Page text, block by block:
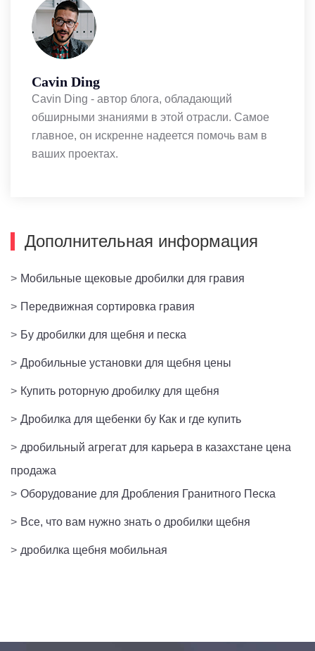
Cavin Ding
Cavin Ding - автор блога, обладающий
обширными знаниями в этой отрасли. Самое
главное, он искренне надеется помочь вам в
ваших проектах.
Дополнительная информация
> Мобильные щековые дробилки для гравия
> Передвижная сортировка гравия
> Бу дробилки для щебня и песка
> Дробильные установки для щебня цены
> Купить роторную дробилку для щебня
> Дробилка для щебенки бу Как и где купить
> дробильный агрегат для карьера в казахстане цена
продажа
> Оборудование для Дробления Гранитного Песка
> Все, что вам нужно знать о дробилки щебня
> дробилка щебня мобильная